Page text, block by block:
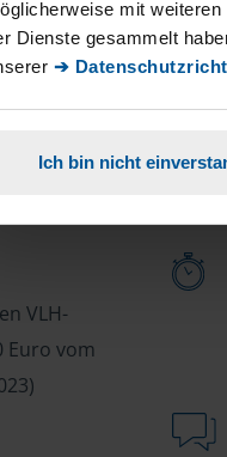
mit
Dienste gesammelt
➔
Ich bin nicht
VLH-
Euro vom